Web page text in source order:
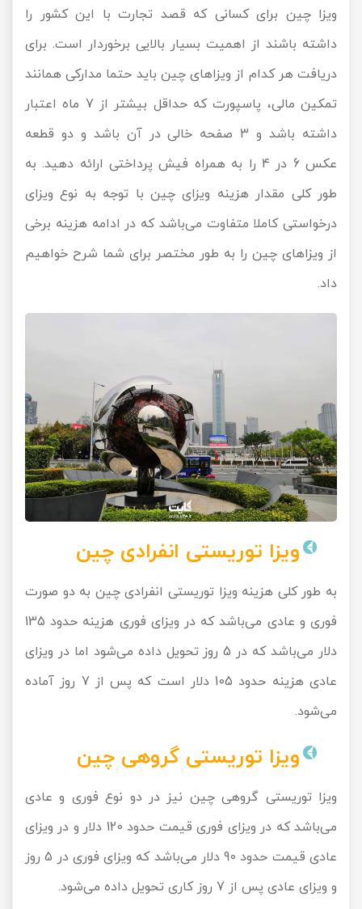
ویزا چین برای کسانی که قصد تجارت با این کشور را
داشته باشند از اهمیت بسیار بالایی برخوردار است. برای
دریافت هر کدام از ویزاهای چین باید حتما مدارکی همانند
تمکین مالی، پاسپورت که حداقل بیشتر از 7 ماه اعتبار
داشته باشد و 3 صفحه خالی در آن باشد و دو قطعه
عکس 6 در 4 را به همراه فیش پرداختی ارائه دهید. به
طور کلی مقدار هزینه ویزای چین با توجه به نوع ویزای
درخواستی کاملا متفاوت می‌باشد که در ادامه هزینه برخی
از ویزاهای چین را به طور مختصر برای شما شرح خواهیم
داد.
ویزا توریستی انفرادی چین
به طور کلی هزینه ویزا توریستی انفرادی چین به دو صورت
فوری و عادی می‌باشد که در ویزای فوری هزینه حدود 135
دلار می‌باشد که در 5 روز تحویل داده می‌شود اما در ویزای
عادی هزینه حدود 105 دلار است که پس از 7 روز آماده
می‌شود.
ویزا توریستی گروهی چین
ویزا توریستی گروهی چین نیز در دو نوع فوری و عادی
می‌باشد که در ویزای فوری قیمت حدود 120 دلار و در ویزای
عادی قیمت حدود 90 دلار می‌باشد که ویزای فوری در 5 روز
و ویزای عادی پس از 7 روز کاری تحویل داده می‌شود.